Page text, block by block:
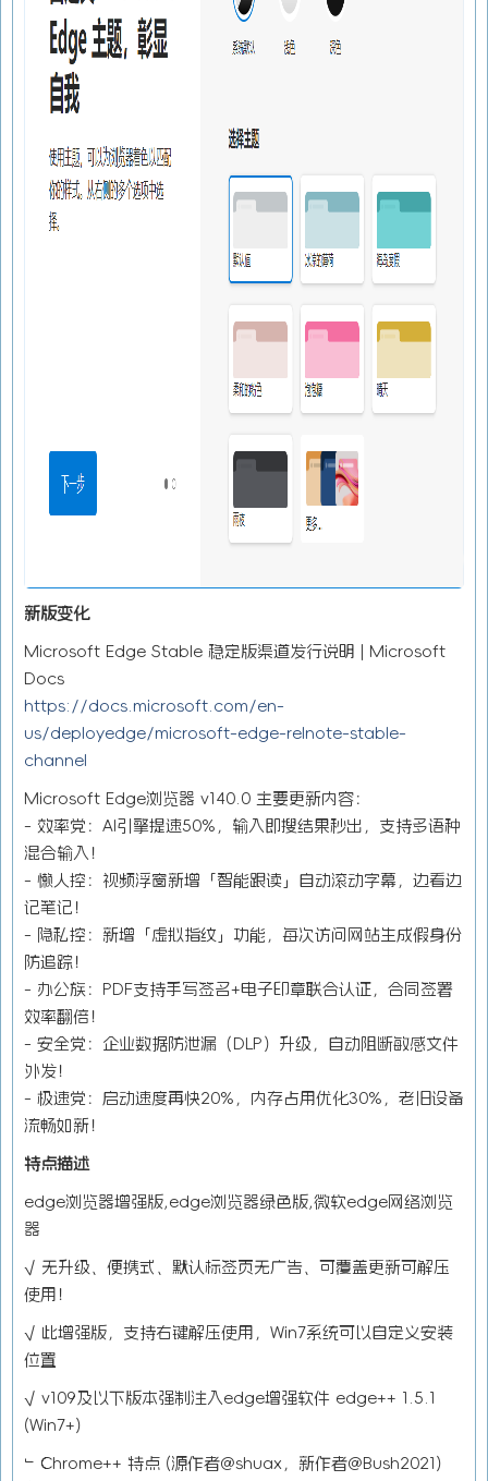
新版变化
Microsoft Edge Stable 稳定版渠道发行说明 | Microsoft
Docs
https://docs.microsoft.com/en-
us/deployedge/microsoft-edge-relnote-stable-
channel
Microsoft Edge浏览器 v140.0 主要更新内容：
- 效率党：AI引擎提速50%，输入即搜结果秒出，支持多语种
混合输入！
- 懒人控：视频浮窗新增「智能跟读」自动滚动字幕，边看边
记笔记！
- 隐私控：新增「虚拟指纹」功能，每次访问网站生成假身份
防追踪！
- 办公族：PDF支持手写签名+电子印章联合认证，合同签署
效率翻倍！
- 安全党：企业数据防泄漏（DLP）升级，自动阻断敏感文件
外发！
- 极速党：启动速度再快20%，内存占用优化30%，老旧设备
流畅如新！
特点描述
edge浏览器增强版,edge浏览器绿色版,微软edge网络浏览
器
√ 无升级、便携式、默认标签页无广告、可覆盖更新可解压
使用！
√ 此增强版，支持右键解压使用，Win7系统可以自定义安装
位置
√ v109及以下版本强制注入edge增强软件 edge++ 1.5.1
(Win7+)
﹂Chrome++ 特点 (源作者@shuax，新作者@Bush2021)